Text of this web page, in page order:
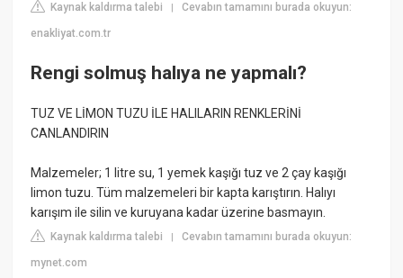
Kaynak kaldırma talebi |Cevabın tamamını burada okuyun:
enakliyat.com.tr
Rengi solmuş halıya ne yapmalı?
TUZ VE LİMON TUZU İLE HALILARIN RENKLERİNİ
CANLANDIRIN
Malzemeler; 1 litre su, 1 yemek kaşığı tuz ve 2 çay kaşığı
limon tuzu. Tüm malzemeleri bir kapta karıştırın. Halıyı
karışım ile silin ve kuruyana kadar üzerine basmayın.
Kaynak kaldırma talebi |Cevabın tamamını burada okuyun:
mynet.com